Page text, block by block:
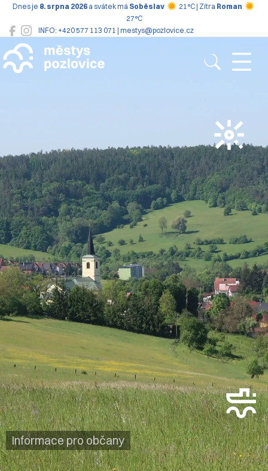
INFO: +420 577 113 071 | mestys@pozlovice.cz
Dnes je 8. srpna 2026 a svátek má Soběslav 21°C | Zítra Roman
27°C
Pozlovice
Informace pro občany